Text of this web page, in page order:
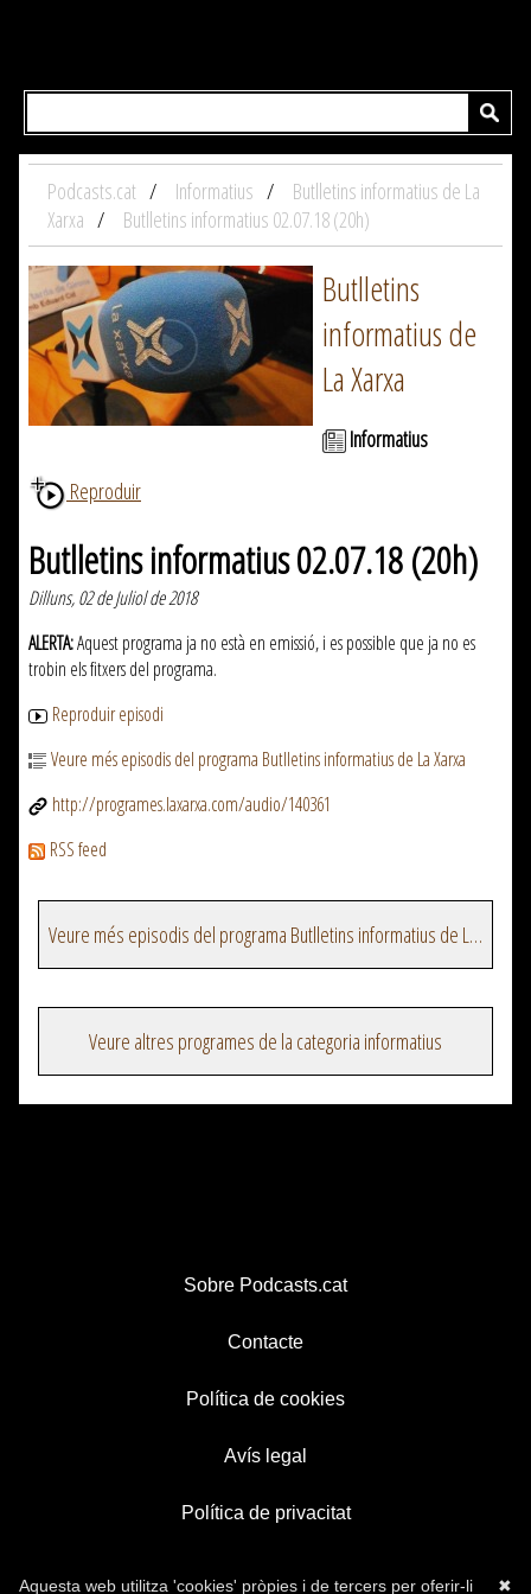
Podcasts.cat Informatius
Butlletins informatius de La
Xarxa
Butlletins informatius 02.07.18 (20h)
Butlletins
informatius de
La Xarxa
Informatius
Reproduir
Butlletins informatius 02.07.18 (20h)
Dilluns, 02 de Juliol de 2018
ALERTA:Aquest programa ja no està en emissió, i es possible que ja no es
trobin els fitxers del programa.
Reproduir episodi
Veure més episodis del programa Butlletins informatius de La Xarxa
http://programes.laxarxa.com/audio/140361
RSS feed
Veure més episodis del programa Butlletins informatius de La Xarxa
Veure altres programes de la categoria informatius
Sobre Podcasts.cat
Contacte
Política de cookies
Avís legal
Política de privacitat
✖
Aquesta web utilitza 'cookies' pròpies i de tercers per oferir-li